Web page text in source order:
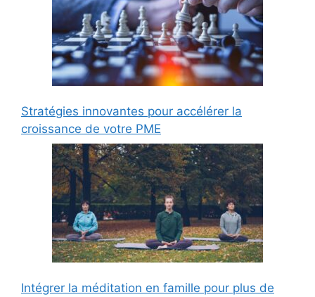
Stratégies innovantes pour accélérer la
croissance de votre PME
Intégrer la méditation en famille pour plus de